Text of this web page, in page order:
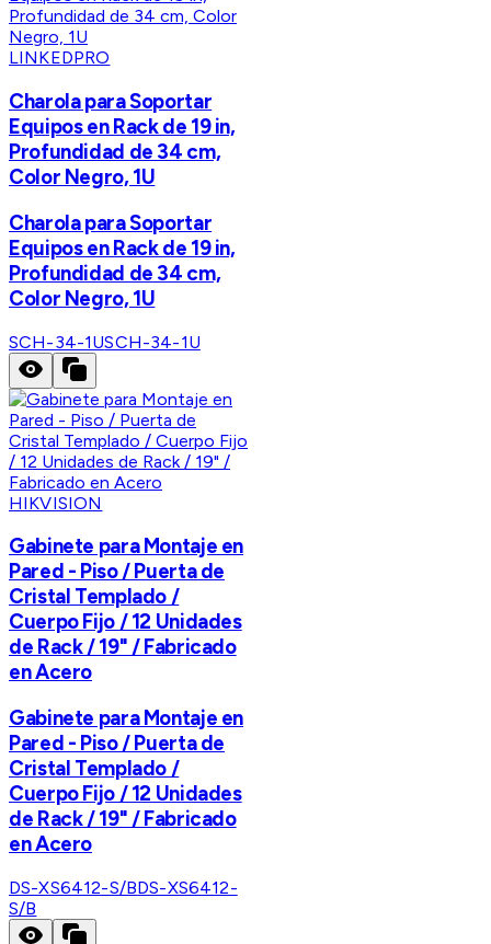
LINKEDPRO
Charola para Soportar
Equipos en Rack de 19 in,
Profundidad de 34 cm,
Color Negro, 1U
Charola para Soportar
Equipos en Rack de 19 in,
Profundidad de 34 cm,
Color Negro, 1U
SCH-34-1USCH-34-1U
HIKVISION
Gabinete para Montaje en
Pared - Piso / Puerta de
Cristal Templado /
Cuerpo Fijo / 12 Unidades
de Rack / 19" / Fabricado
en Acero
Gabinete para Montaje en
Pared - Piso / Puerta de
Cristal Templado /
Cuerpo Fijo / 12 Unidades
de Rack / 19" / Fabricado
en Acero
DS-XS6412-S/BDS-XS6412-
S/B